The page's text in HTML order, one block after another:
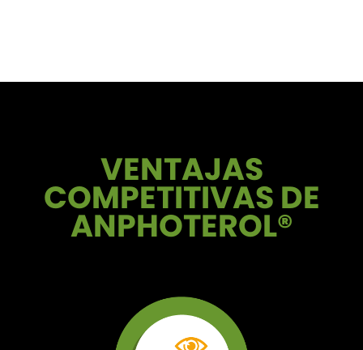
VENTAJAS
COMPETITIVAS DE
ANPHOTEROL®